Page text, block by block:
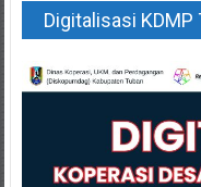
Digitalisasi KDMP